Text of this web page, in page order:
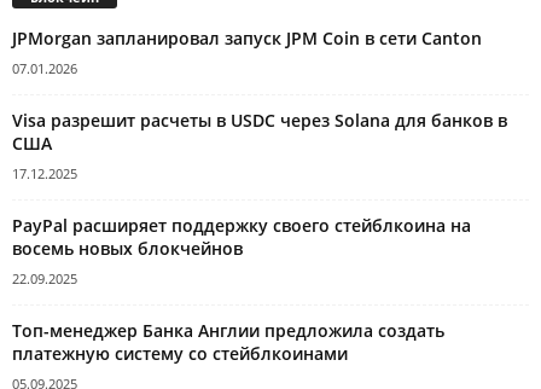
JPMorgan запланировал запуск JPM Coin в сети Canton
07.01.2026
Visa разрешит расчеты в USDC через Solana для банков в
США
17.12.2025
PayPal расширяет поддержку своего стейблкоина на
восемь новых блокчейнов
22.09.2025
Топ-менеджер Банка Англии предложила создать
платежную систему со стейблкоинами
05.09.2025